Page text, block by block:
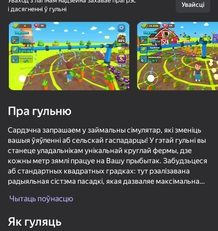
Павярніце прыладу
Гульня працуе толькі ў гарызантальнай
арыентацыі
МКАД: вклинься в поток Дачники
Загрузка
і дасягненні ў гульні
Увайсці
Пра гульню
Сардэчна запрашаем у займальны сімулятар, які зменіць
вашыя ўяўленні аб сельскай гаспадарцы! У гэтай гульні вы
станеце уладальнікам унікальнай круглай фермы, дзе
кожны метр зямлі працуе на Вашу прыбытак. Забудзьцеся
аб стандартных квадратных градках: тут рэалізавана
радыяльная сістэма пасадкі, якая дазваляе максімальна
Чытаць поўнасцю
Як гуляць